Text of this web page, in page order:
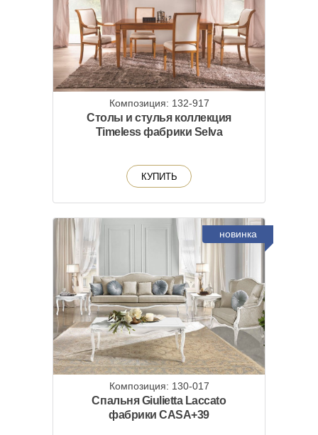
Композиция: 132-917
Столы и стулья коллекция
Timeless фабрики Selva
КУПИТЬ
новинка
Композиция: 130-017
Спальня Giulietta Laccato
фабрики CASA+39